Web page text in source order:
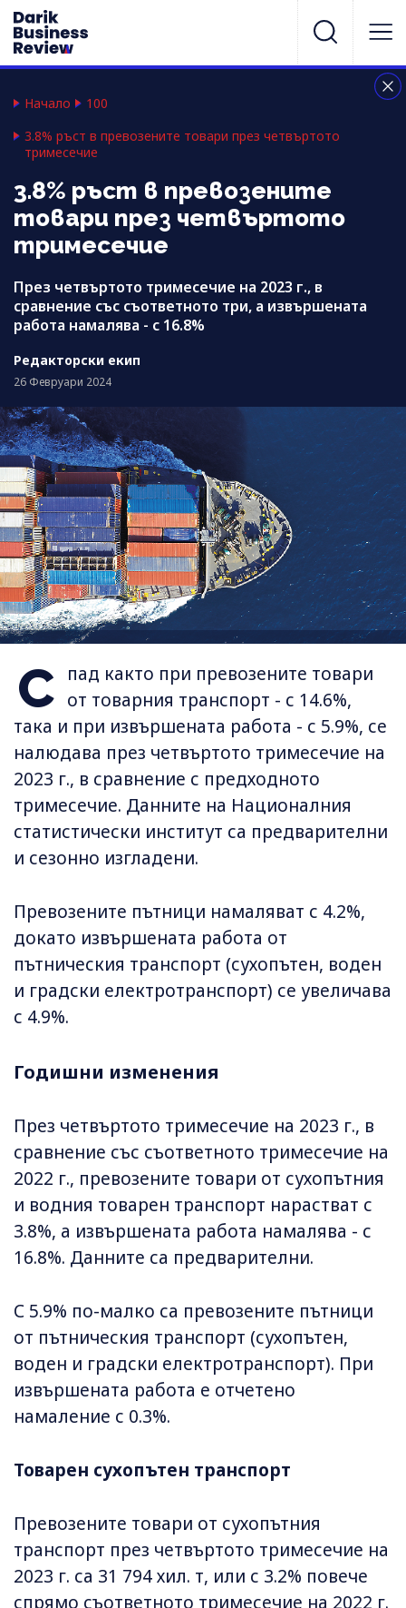
Начало
100
3.8% ръст в превозените товари през четвъртото
тримесечие
3.8% ръст в превозените
товари през четвъртото
тримесечие
През четвъртото тримесечие на 2023 г., в
сравнение със съответното три, а извършената
работа намалява - с 16.8%
Редакторски екип
26 Февруари 2024
С
пад както при превозените товари
от товарния транспорт - с 14.6%,
така и при извършената работа - с 5.9%, се
налюдава през четвъртото тримесечие на
2023 г., в сравнение с предходното
тримесечие. Данните на Националния
статистически институт са предварителни
и сезонно изгладени.
Превозените пътници намаляват с 4.2%,
докато извършената работа от
пътническия транспорт (сухопътен, воден
и градски електротранспорт) се увеличава
с 4.9%.
Годишни изменения
През четвъртото тримесечие на 2023 г., в
сравнение със съответното тримесечие на
2022 г., превозените товари от сухопътния
и водния товарен транспорт нарастват с
3.8%, а извършената работа намалява - с
16.8%. Данните са предварителни.
С 5.9% по-малко са превозените пътници
от пътническия транспорт (сухопътен,
воден и градски електротранспорт). При
извършената работа е отчетено
намаление с 0.3%.
Товарен сухопътен транспорт
Превозените товари от сухопътния
транспорт през четвъртото тримесечие на
2023 г. са 31 794 хил. т, или с 3.2% повече
спрямо съответното тримесечие на 2022 г.